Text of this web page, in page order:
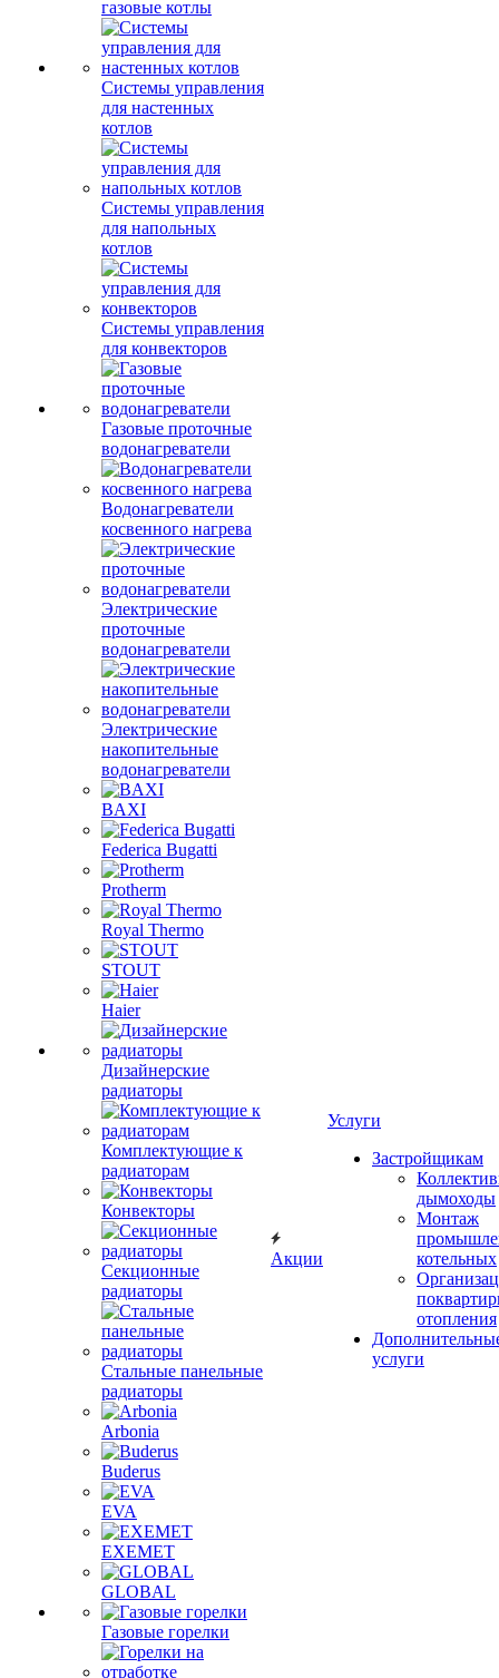
газовые котлы
Системы управления
для настенных
котлов
Системы управления
для напольных
котлов
Системы управления
для конвекторов
Газовые проточные
водонагреватели
Водонагреватели
косвенного нагрева
Электрические
проточные
водонагреватели
Электрические
накопительные
водонагреватели
BAXI
Federica Bugatti
Protherm
Royal Thermo
STOUT
Haier
Дизайнерские
радиаторы
Комплектующие к
радиаторам
Конвекторы
Секционные
радиаторы
Стальные панельные
радиаторы
Arbonia
Buderus
EVA
EXEMET
GLOBAL
Газовые горелки
Акции
Услуги
Застройщикам
дымоходы
Монтаж
котельных
отопления
услуги